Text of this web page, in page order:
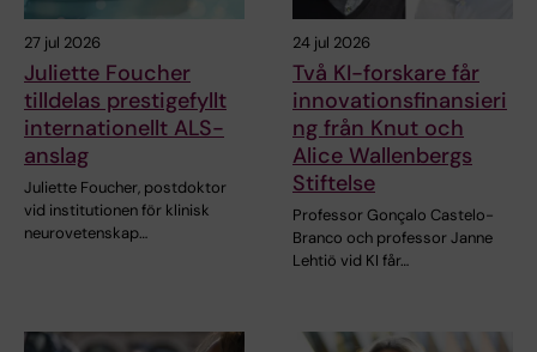
27 jul 2026
Juliette Foucher
tilldelas prestigefyllt
internationellt ALS-
anslag
Juliette Foucher, postdoktor
vid institutionen för klinisk
neurovetenskap…
24 jul 2026
Två KI-forskare får
innovationsfinansieri
ng från Knut och
Alice Wallenbergs
Stiftelse
Professor Gonçalo Castelo-
Branco och professor Janne
Lehtiö vid KI får…